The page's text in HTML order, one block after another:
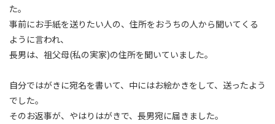
た。
事前にお手紙を送りたい人の、住所をおうちの人から聞いてくる
ように言われ、
長男は、祖父母(私の実家)の住所を聞いていました。
自分ではがきに宛名を書いて、中にはお絵かきをして、送ったよう
でした。
そのお返事が、やはりはがきで、長男宛に届きました。